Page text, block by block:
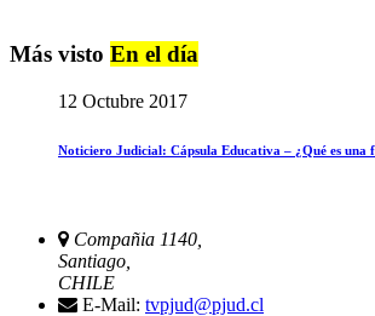
Más visto En el día
12 Octubre 2017
Noticiero Judicial: Cápsula Educativa – ¿Qué es una
Compañia 1140,
Santiago,
CHILE
E-Mail: tvpjud@pjud.cl